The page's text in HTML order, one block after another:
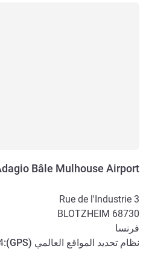
Bâle Mulhouse Airport
3 Rue de l'Industrie
68730
BLOTZHEIM
فرنسا
نظام تحديد المواقع العالمي (GPS
):